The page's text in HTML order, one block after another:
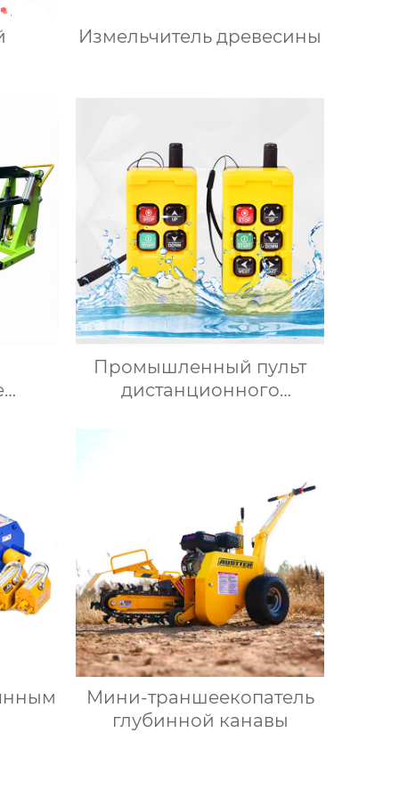
Измельчитель древесины
Промышленный пульт
дистанционного
Мини-траншеекопатель
глубинной канавы